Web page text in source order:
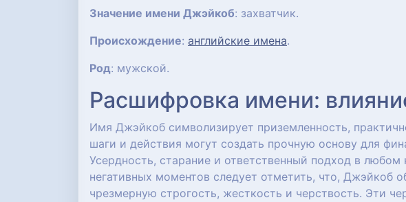
Значение имени Джэйкоб: захватчик.
Происхождение: английские имена.
Род: мужской.
Расшифровка имени:
Имя Джэйкоб символизирует приземленность,
шаги и действия могут создать прочную основу для
Усердность, старание и ответственный подход в
негативных моментов следует отметить, что, Джэйкоб
чрезмерную строгость, жесткость и черствость. Эти